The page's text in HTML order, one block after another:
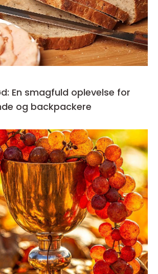
En smagfuld oplevelse for
og backpackere